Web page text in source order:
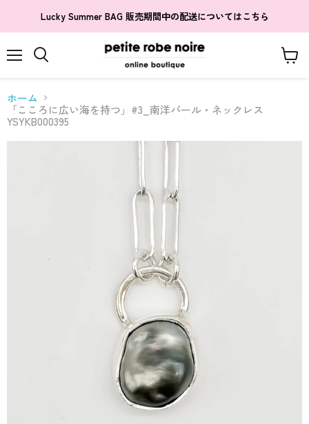
Lucky Summer BAG 販売期間中の配送についてはこちら
ー
る
ホーム
「こころに広い海を持つ」#3_南洋パール・ネックレス
YSYKB000395